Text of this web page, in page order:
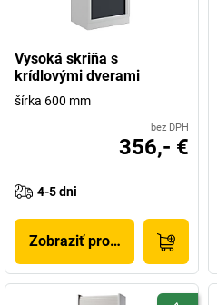
Vysoká skriňa s
krídlovými dverami
šírka 600 mm
bez DPH
356,- €
4-5 dni
Zobraziť produkt